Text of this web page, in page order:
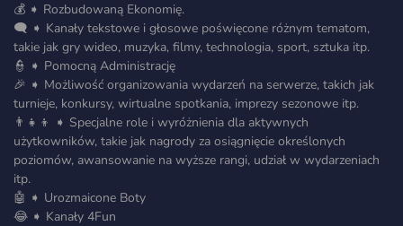
💰 ➧ Rozbudowaną Ekonomię.
🗨️ ➧ Kanały tekstowe i głosowe poświęcone różnym tematom,
takie jak gry wideo, muzyka, filmy, technologia, sport, sztuka itp.
👮 ➧ Pomocną Administrację
🎉 ➧ Możliwość organizowania wydarzeń na serwerze, takich jak
turnieje, konkursy, wirtualne spotkania, imprezy sezonowe itp.
👨‍👧‍👦 ➧ Specjalne role i wyróżnienia dla aktywnych
użytkowników, takie jak nagrody za osiągnięcie określonych
poziomów, awansowanie na wyższe rangi, udział w wydarzeniach
itp.
🤖 ➧ Urozmaicone Boty
😂 ➧ Kanały 4Fun